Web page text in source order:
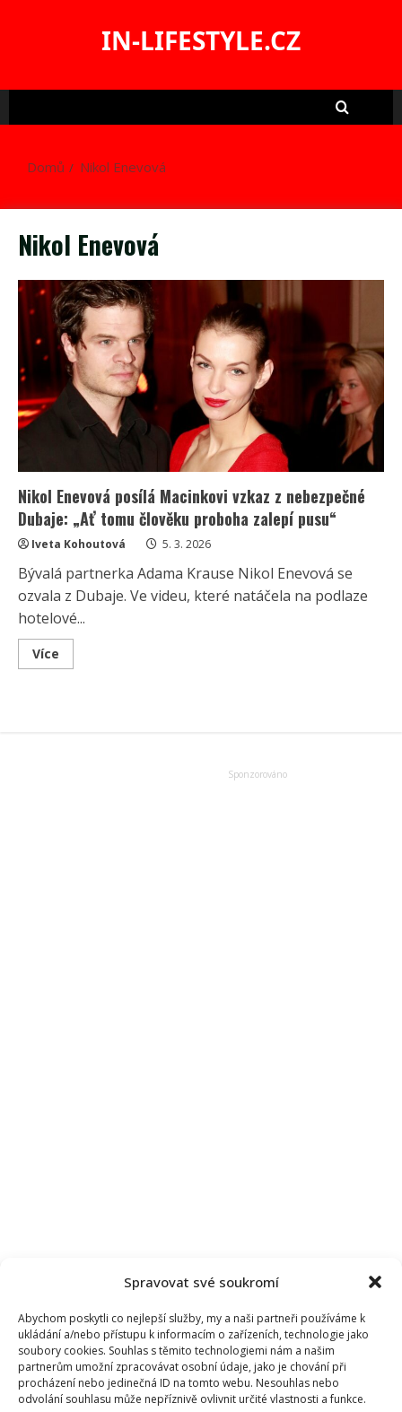
Spravovat své soukromí
Abychom poskytli co nejlepší služby, my a naši partneři používáme k
ukládání a/nebo přístupu k informacím o zařízeních, technologie jako
soubory cookies. Souhlas s těmito technologiemi nám a našim
partnerům umožní zpracovávat osobní údaje, jako je chování při
procházení nebo jedinečná ID na tomto webu. Nesouhlas nebo
odvolání souhlasu může nepříznivě ovlivnit určité vlastnosti a funkce.
IN-LIFESTYLE.CZ
Domů Nikol Enevová
Nikol Enevová
Nikol Enevová posílá Macinkovi vzkaz z nebezpečné
Dubaje: „Ať tomu člověku proboha zalepí pusu“
Iveta Kohoutová 5. 3. 2026
Bývalá partnerka Adama Krause Nikol Enevová se
ozvala z Dubaje. Ve videu, které natáčela na podlaze
hotelové...
Více
more